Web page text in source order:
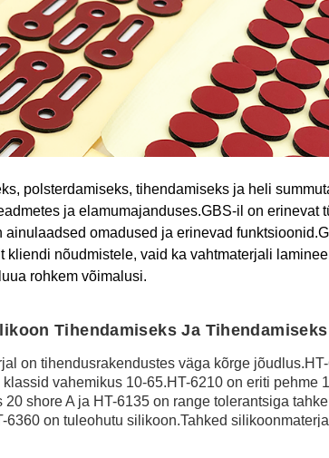
polsterdamiseks, tihendamiseks ja heli
ja elamumajanduses.GBS-il on erinevat
omadused ja erinevad
nõudmistele, vaid ka vahtmaterjali
rohkem võimalusi.
Tihendamiseks Ja Tihendamiseks
on tihendusrakendustes väga kõrge
vahemikus 10-65.HT-6210 on eriti pehme
shore A ja HT-6135 on range tolerantsiga
on tuleohutu silikoon.Tahked